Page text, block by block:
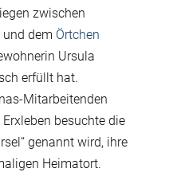
zwischen
und dem Örtchen
Ursula
erfüllt hat.
Mitarbeitenden
besuchte die
genannt wird, ihre
Heimatort.